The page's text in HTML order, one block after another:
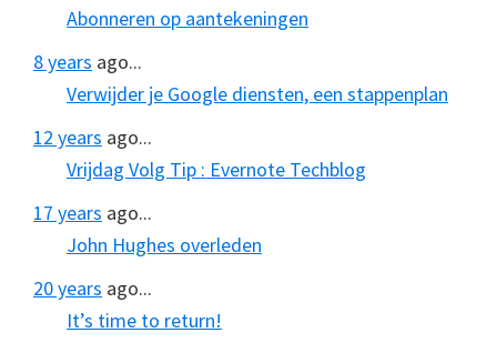
Abonneren op aantekeningen
8 years ago...
Verwijder je Google diensten, een stappenplan
12 years ago...
Vrijdag Volg Tip : Evernote Techblog
17 years ago...
John Hughes overleden
20 years ago...
It’s time to return!